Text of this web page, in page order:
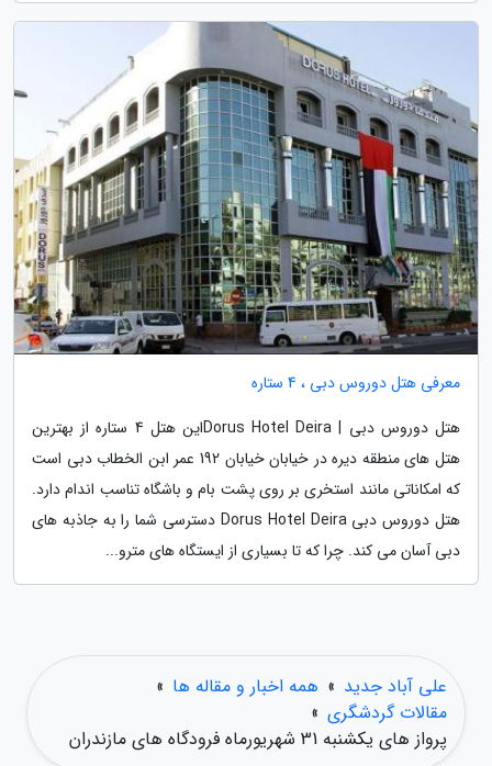
معرفی هتل دوروس دبی ، 4 ستاره
هتل دوروس دبی | Dorus Hotel Deiraاین هتل 4 ستاره از بهترین
هتل های منطقه دیره در خیابان خیابان 192 عمر ابن الخطاب دبی است
که امکاناتی مانند استخری بر روی پشت بام و باشگاه تناسب اندام دارد.
هتل دوروس دبی Dorus Hotel Deira دسترسی شما را به جاذبه های
دبی آسان می کند. چرا که تا بسیاری از ایستگاه های مترو...
علی آباد جدید » همه اخبار و مقاله ها »
مقالات گردشگری »
پرواز های یکشنبه 31 شهریورماه فرودگاه های مازندران